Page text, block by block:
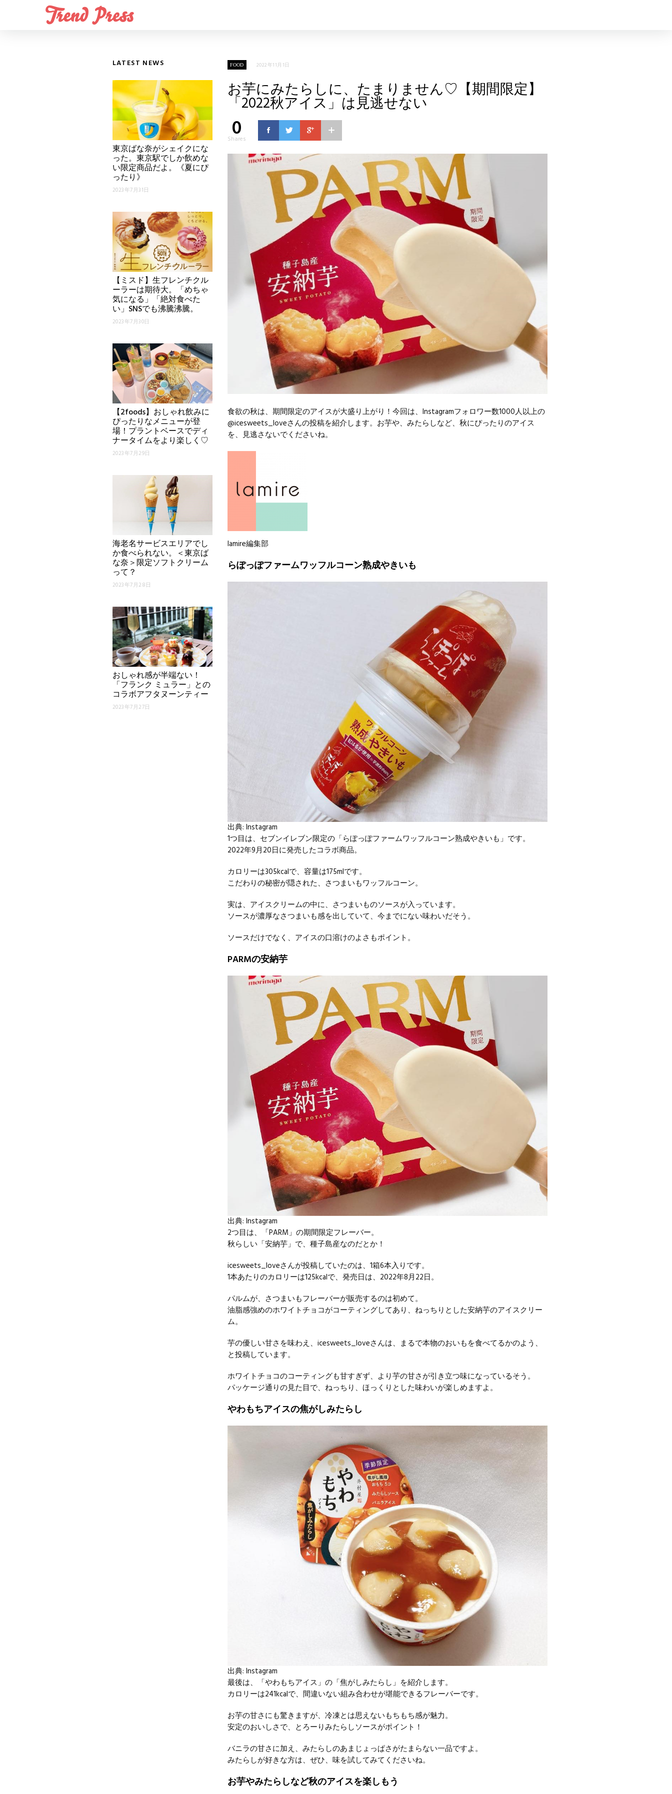
LATEST NEWS
東京ばな奈がシェイクにな
った。東京駅でしか飲めな
い限定商品だよ。《夏にぴ
ったり》
2023年7月31日
【ミスド】生フレンチクル
ーラーは期待大。「めちゃ
気になる」「絶対食べた
い」SNSでも沸騰沸騰。
2023年7月30日
【2foods】おしゃれ飲みに
ぴったりなメニューが登
場！プラントベースでディ
ナータイムをより楽しく♡
2023年7月29日
海老名サービスエリアでし
か食べられない。＜東京ば
な奈＞限定ソフトクリーム
って？
2023年7月28日
おしゃれ感が半端ない！
「フランク ミュラー」との
コラボアフタヌーンティー
2023年7月27日
FOOD 2022年11月1日
お芋にみたらしに、たまりません♡【期間限定】
「2022秋アイス」は見逃せない
0
Shares
食欲の秋は、期間限定のアイスが大盛り上がり！今回は、Instagramフォロワー数1000人以上の
@icesweets_loveさんの投稿を紹介します。お芋や、みたらしなど、秋にぴったりのアイス
を、見逃さないでくださいね。
lamire編集部
らぽっぽファームワッフルコーン熟成やきいも
出典: Instagram
1つ目は、セブンイレブン限定の「らぽっぽファームワッフルコーン熟成やきいも」です。
2022年9月20日に発売したコラボ商品。
カロリーは305kcalで、容量は175mlです。
こだわりの秘密が隠された、さつまいもワッフルコーン。
実は、アイスクリームの中に、さつまいものソースが入っています。
ソースが濃厚なさつまいも感を出していて、今までにない味わいだそう。
ソースだけでなく、アイスの口溶けのよさもポイント。
PARMの安納芋
出典: Instagram
2つ目は、「PARM」の期間限定フレーバー。
秋らしい「安納芋」で、種子島産なのだとか！
icesweets_loveさんが投稿していたのは、1箱6本入りです。
1本あたりのカロリーは125kcalで、発売日は、2022年8月22日。
パルムが、さつまいもフレーバーが販売するのは初めて。
油脂感強めのホワイトチョコがコーティングしてあり、ねっちりとした安納芋のアイスクリー
ム。
芋の優しい甘さを味わえ、icesweets_loveさんは、まるで本物のおいもを食べてるかのよう、
と投稿しています。
ホワイトチョコのコーティングも甘すぎず、より芋の甘さが引き立つ味になっているそう。
パッケージ通りの見た目で、ねっちり、ほっくりとした味わいが楽しめますよ。
やわもちアイスの焦がしみたらし
出典: Instagram
最後は、「やわもちアイス」の「焦がしみたらし」を紹介します。
カロリーは241kcalで、間違いない組み合わせが堪能できるフレーバーです。
お芋の甘さにも驚きますが、冷凍とは思えないもちもち感が魅力。
安定のおいしさで、とろーりみたらしソースがポイント！
バニラの甘さに加え、みたらしのあまじょっぱさがたまらない一品ですよ。
みたらしが好きな方は、ぜひ、味を試してみてくださいね。
お芋やみたらしなど秋のアイスを楽しもう